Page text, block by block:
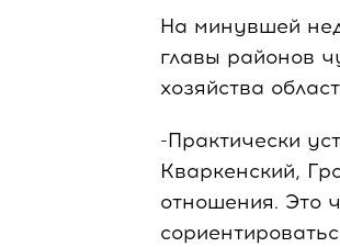
На минувшей
главы районов
хозяйства
-Практически
Кваркенский,
отношения. Это